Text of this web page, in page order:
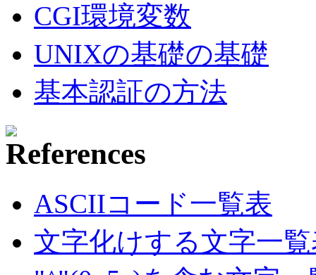
CGI環境変数
UNIXの基礎の基礎
基本認証の方法
ASCIIコード一覧表
文字化けする文字一